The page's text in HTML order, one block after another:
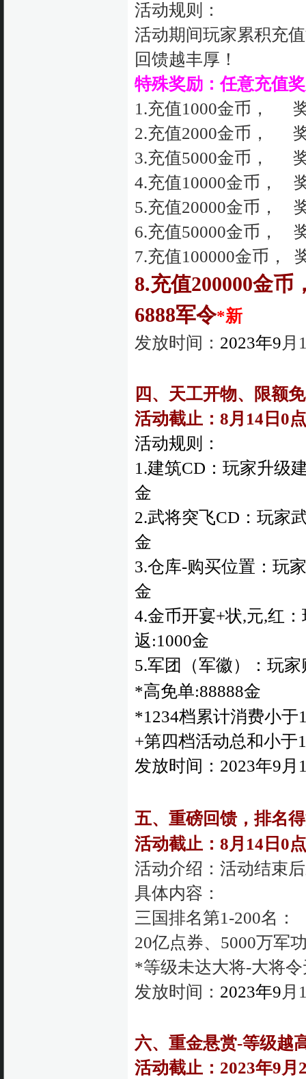
活动规则：
活动期间玩家累积充
回馈越丰厚！
特殊奖励：任意充值
1.充值1000金币，
2.充值2000金币，
3.充值5000金币， 奖
4.充值10000金币，
5.充值20000金币，
6.充值50000金币，
7.充值100000金币，
8.充值200000金币
6888军令*新
发放时间： 2023年9 月
四、天工开物、限额
活动截止：8月14日0点
活动规则：
1.建筑CD：玩家升
金
2.武将突飞CD：玩家
金
3.仓库-购买位置：
金
4.金币开宴+状,元,红
返:1000金
5.军团（军徽）：玩
*高免单:88888金
*1234档累计消费小于
+第四档活动总和小于
发放时间： 2023年9 月
五、重磅回馈，排名
活动截止：8月14日0点
活动介绍：活动结束
具体内容：
三国排名第1-200名
20亿点券、5000万军
*等级未达大将-大将
发放时间： 2023年9 月
六、重金悬赏-等级越
活动截止： 2023年9月